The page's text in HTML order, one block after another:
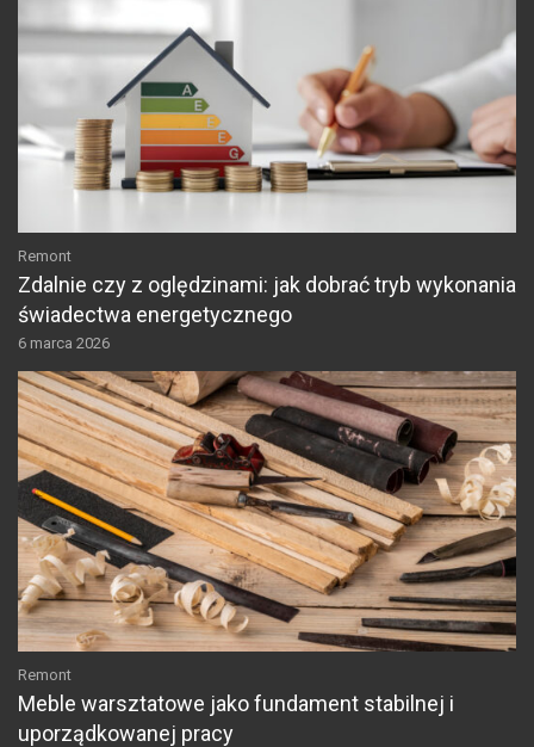
Remont
Zdalnie czy z oględzinami: jak dobrać tryb wykonania
świadectwa energetycznego
6 marca 2026
Remont
Meble warsztatowe jako fundament stabilnej i
uporządkowanej pracy